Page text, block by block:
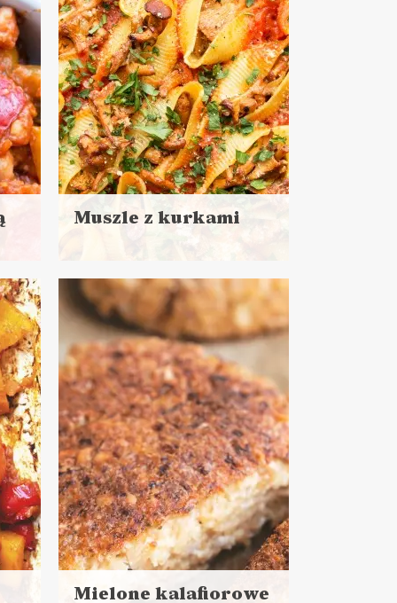
Muszle z kurkami
więcej
Czas przygotowania:
do 30 minut
DANIA GŁÓWNE
LUNCHE DO PRACY
Mielone kalafiorowe